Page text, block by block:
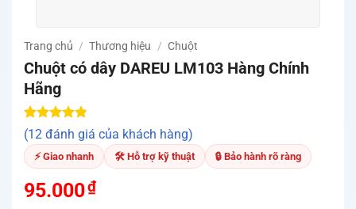
Trang chủ / Thương hiệu / Chuột
Chuột có dây DAREU LM103 Hàng Chính
Hãng
4.83 trên 5
dựa trên
12
đánh giá
(12 đánh giá của khách hàng)
⚡ Giao nhanh 🛠 Hỗ trợ kỹ thuật 🔒 Bảo hành rõ ràng
95.000₫